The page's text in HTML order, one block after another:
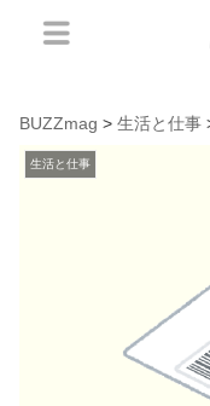
BUZZmag > 生活と仕事
生活と仕事